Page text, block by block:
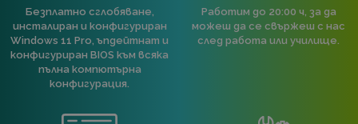
Безплатно сглобяване,
инсталиран и конфигуриран
Windows 11 Pro, ъпдейтнат и
конфигуриран BIOS към всяка
пълна компютърна
конфигурация.
Работим до 20:00 ч, за да
можеш да се свържеш с нас
след работа или училище.